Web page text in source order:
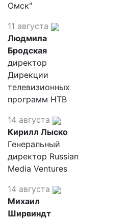
Омск"
11 августа
Людмила
Бродская
директор
Дирекции
телевизионных
программ НТВ
14 августа
Кирилл Лыско
Генеральный
директор Russian
Media Ventures
14 августа
Михаил
Ширвиндт